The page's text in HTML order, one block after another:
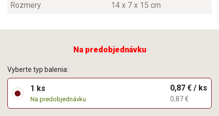
Rozmery
14 x 7 x 15 cm
Na predobjednávku
Vyberte typ balenia:
1 ks
Na predobjednávku
0,87 € / ks
0,87 €